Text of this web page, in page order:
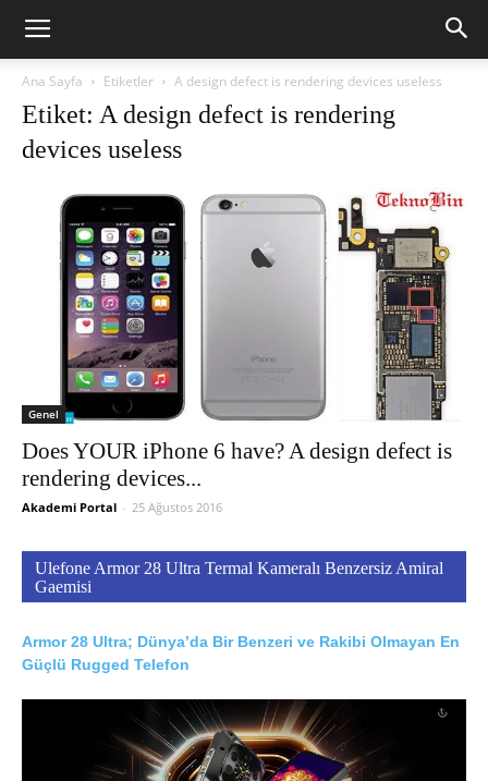
Ana Sayfa Etiketler A design defect is rendering devices useless
Etiket: A design defect is rendering
devices useless
Genel
Does YOUR iPhone 6 have? A design defect is
rendering devices...
Akademi Portal - 25 Ağustos 2016
Ulefone Armor 28 Ultra Termal Kameralı Benzersiz Amiral
Gaemisi
Armor 28 Ultra; Dünya’da Bir Benzeri ve Rakibi Olmayan En
Güçlü Rugged Telefon